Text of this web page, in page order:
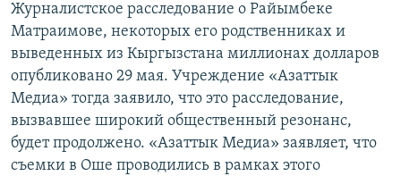
Журналистское расследование о Райымбеке
Матраимове, некоторых его родственниках и
выведенных из Кыргызстана миллионах долларов
опубликовано 29 мая. Учреждение «Азаттык
Медиа» тогда заявило, что это расследование,
вызвавшее широкий общественный резонанс,
будет продолжено. «Азаттык Медиа» заявляет, что
съемки в Оше проводились в рамках этого